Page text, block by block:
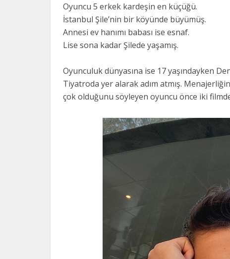
Oyuncu 5 erkek kardeşin en küçüğü.
İstanbul Şile’nin bir köyünde büyümüş.
Annesi ev hanımı babası ise esnaf.
Lise sona kadar Şilede yaşamış.
Oyunculuk dünyasına ise 17 yaşındayken
Tiyatroda yer alarak adım atmış.
çok olduğunu söyleyen oyuncu önce iki